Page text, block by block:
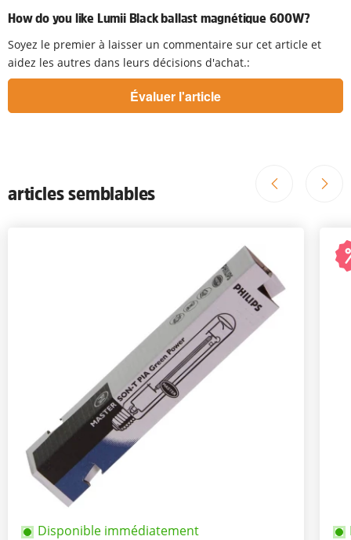
How do you like Lumii Black ballast magnétique 600W?
Soyez le premier à laisser un commentaire sur cet article et
aidez les autres dans leurs décisions d'achat.:
articles semblables
Disponible immédiatement